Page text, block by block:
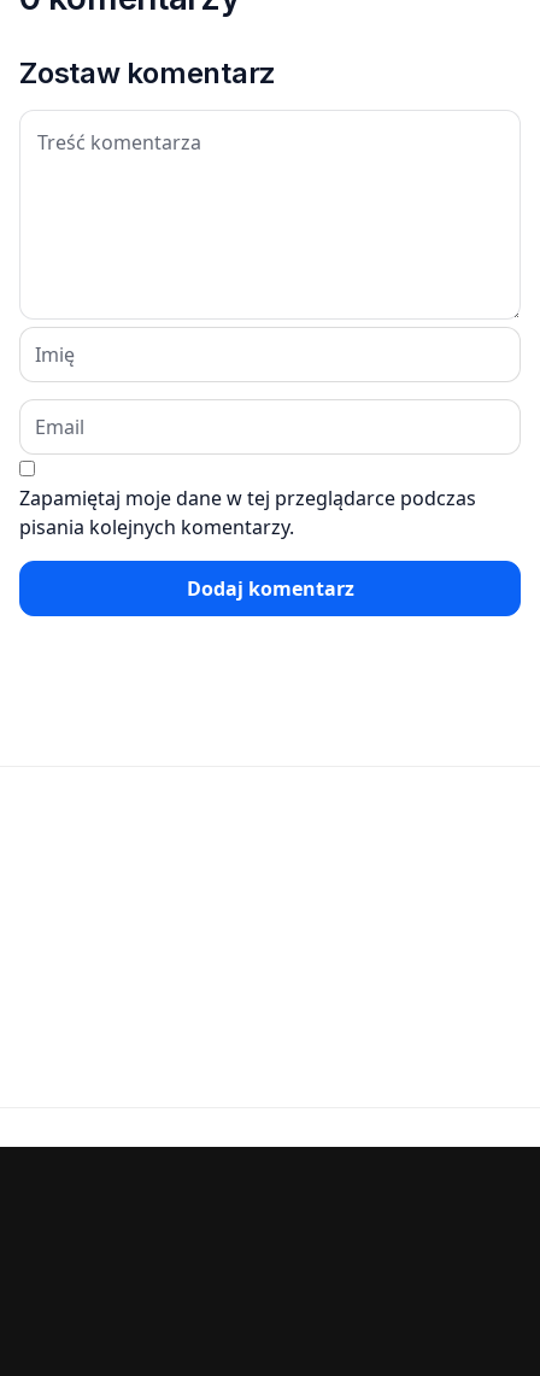
Zostaw komentarz
Zapamiętaj moje dane w tej przeglądarce podczas
pisania kolejnych komentarzy.
Dodaj komentarz